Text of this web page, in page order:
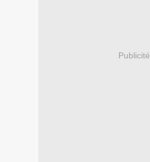
Publicité